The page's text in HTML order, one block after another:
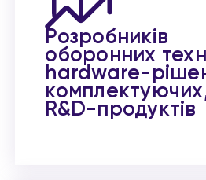
Розробників
оборонних
hardware-
R&D-продуктів